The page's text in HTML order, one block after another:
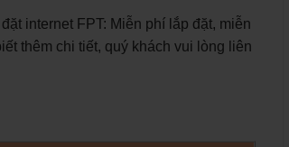
internet FPT: Miễn phí lắp đặt, miễn
thêm chi tiết, quý khách vui lòng liên